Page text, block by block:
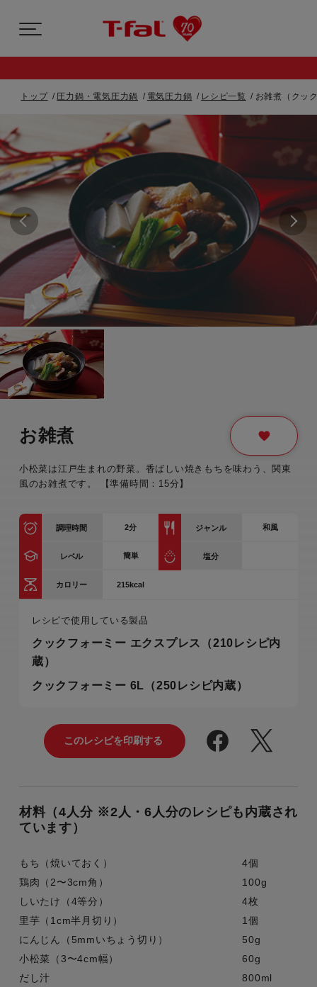
トップ 圧力鍋・電気圧力鍋 電気圧力鍋 レシピ一覧 お雑煮（クッ
お雑煮
小松菜は江戸生まれの野菜。香ばしい焼きもちを味わう、関東
風のお雑煮です。 【準備時間：15分】
調理時間 2分 ジャンル 和風
レベル 簡単 塩分
カロリー 215kcal
レシピで使用している製品
クックフォーミー エクスプレス（210レシピ内
蔵）
クックフォーミー 6L（250レシピ内蔵）
材料（4人分 ※2人・6人分のレシピも内蔵され
ています）
もち（焼いておく）
4個
鶏肉（2〜3cm角）
100g
しいたけ（4等分）
4枚
里芋（1cm半月切り）
1個
にんじん（5mmいちょう切り）
50g
小松菜（3〜4cm幅）
60g
だし汁
800ml